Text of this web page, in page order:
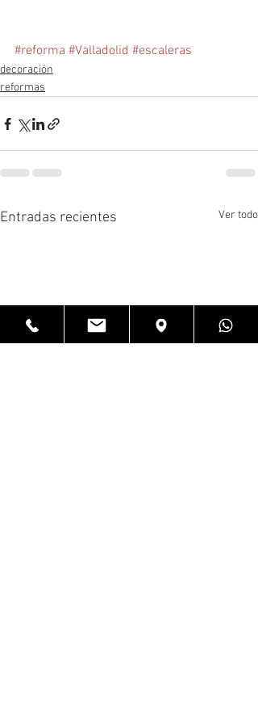
#reforma #Valladolid #escaleras
decoración
reformas
Entradas recientes Ver todo